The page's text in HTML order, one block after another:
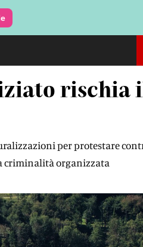
rischia
per protestare
criminalità organizzata